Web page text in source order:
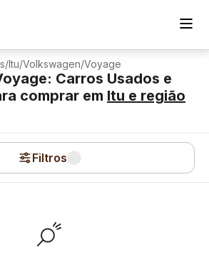
/Itu/Volkswagen/Voyage
Carros Usados e
comprar em Itu e região
Filtros